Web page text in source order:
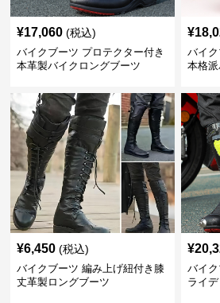
¥17,060 (税込)
バイクブーツ プロテクター付き
本革製バイクロングブーツ
¥
バイ
本格
¥6,450 (税込)
バイクブーツ 編み上げ紐付き膝
丈革製ロングブーツ
¥
バイ
ライ